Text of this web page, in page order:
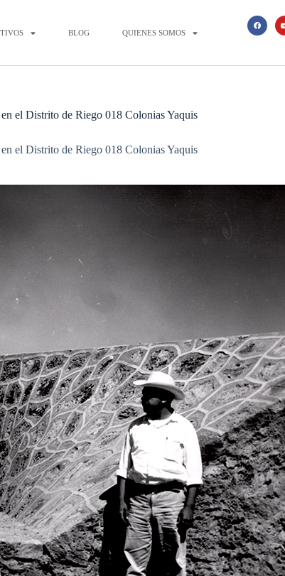
BLOG QUIENES SOMOS
el Distrito de Riego 018 Colonias Yaquis
el Distrito de Riego 018 Colonias Yaquis